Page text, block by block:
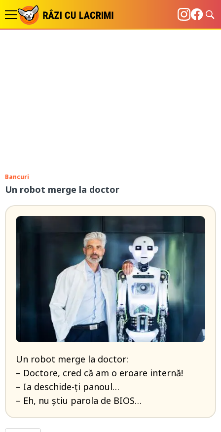
Bancuri
Un robot merge la doctor
Un robot merge la doctor:
– Doctore, cred că am o eroare internă!
– Ia deschide-ți panoul…
– Eh, nu știu parola de BIOS…